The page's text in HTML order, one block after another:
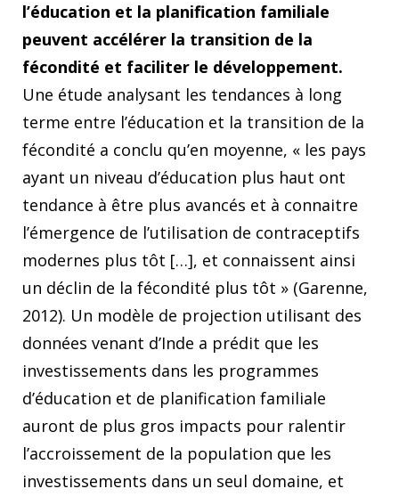
l’éducation et la planification familiale
peuvent accélérer la transition de la
fécondité et faciliter le développement.
Une étude analysant les tendances à long
terme entre l’éducation et la transition de la
fécondité a conclu qu’en moyenne, « les pays
ayant un niveau d’éducation plus haut ont
tendance à être plus avancés et à connaitre
l’émergence de l’utilisation de contraceptifs
modernes plus tôt […], et connaissent ainsi
un déclin de la fécondité plus tôt » (Garenne,
2012). Un modèle de projection utilisant des
données venant d’Inde a prédit que les
investissements dans les programmes
d’éducation et de planification familiale
auront de plus gros impacts pour ralentir
l’accroissement de la population que les
investissements dans un seul domaine, et